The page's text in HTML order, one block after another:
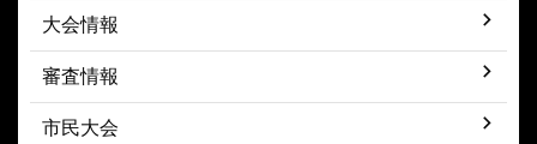
大会情報
審査情報
市民大会